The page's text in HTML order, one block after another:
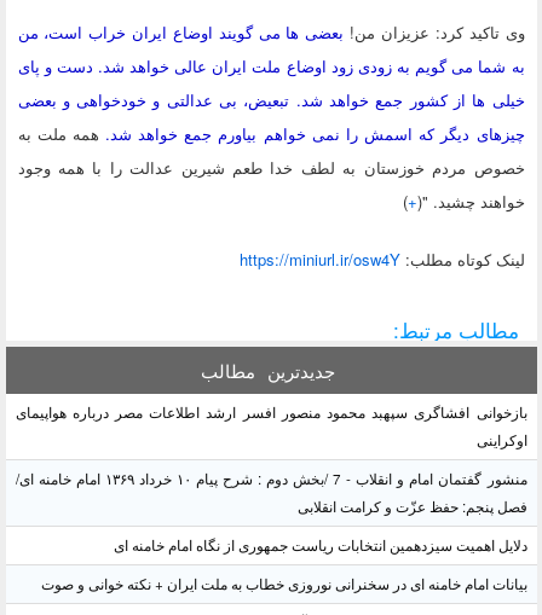
وی تاکید کرد: عزیزان من! بعضی ها می گویند اوضاع ایران خراب است، من
به شما می گویم به زودی زود اوضاع ملت ایران عالی خواهد شد. دست و پای
خیلی ها از کشور جمع خواهد شد. تبعیض، بی عدالتی و خودخواهی و بعضی
چیزهای دیگر که اسمش را نمی خواهم بیاورم جمع خواهد شد. همه ملت به
خصوص مردم خوزستان به لطف خدا طعم شیرین عدالت را با همه وجود
خواهند چشید. "(+
)
لينک کوتاه مطلب:https://miniurl.ir/osw4Y
مطالب مرتبط:
جدیدترین مطالب
بازخوانی افشاگری سپهبد محمود منصور افسر ارشد اطلاعات مصر درباره هواپیمای
اوکراینی
منشور گفتمان امام و انقلاب - 7 /بخش دوم : شرح پیام ۱۰ خرداد ۱۳۶۹ امام خامنه ای/
فصل پنجم: حفظ عزّت و کرامت انقلابی
دلایل اهمیت سیزدهمین انتخابات ریاست جمهوری از نگاه امام خامنه ای
بیانات امام خامنه ای در سخنرانی نوروزی خطاب به ملت ایران + نکته خوانی و صوت